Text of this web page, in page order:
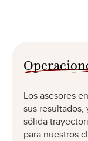
Los asesores
sus
sólida
para nuestros